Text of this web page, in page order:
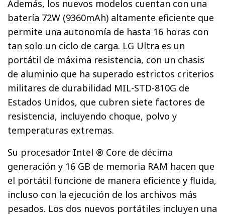
Además, los nuevos modelos cuentan con una
batería 72W (9360mAh) altamente eficiente que
permite una autonomía de hasta 16 horas con
tan solo un ciclo de carga. LG Ultra es un
portátil de máxima resistencia, con un chasis
de aluminio que ha superado estrictos criterios
militares de durabilidad MIL-STD-810G de
Estados Unidos, que cubren siete factores de
resistencia, incluyendo choque, polvo y
temperaturas extremas.
Su procesador Intel ® Core de décima
generación y 16 GB de memoria RAM hacen que
el portátil funcione de manera eficiente y fluida,
incluso con la ejecución de los archivos más
pesados. Los dos nuevos portátiles incluyen una